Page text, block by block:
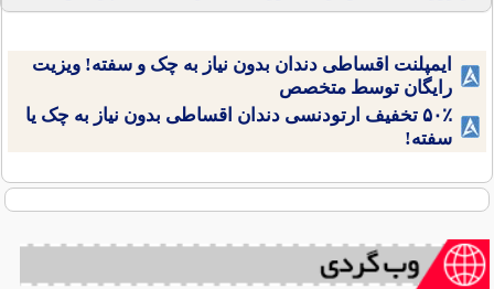
ایمپلنت اقساطی دندان بدون نیاز به چک و سفته! ویزیت
رایگان توسط متخصص
۵۰٪ تخفیف ارتودنسی دندان اقساطی بدون نیاز به چک یا
سفته!